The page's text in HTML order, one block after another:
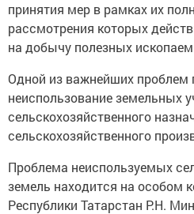
принятия мер в рамках их
рассмотрения которых
на добычу полезных
Одной из важнейших проблем
неиспользование земельных
сельскохозяйственного
сельскохозяйственного
Проблема неиспользуемых
земель находится на особом
Республики Татарстан Р.Н.